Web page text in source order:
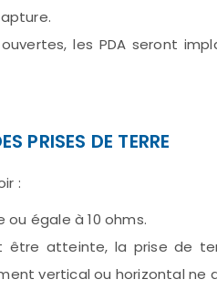
les PDA seront
PRISES DE TERRE
:
ou égale à 10 ohms.
atteinte, la prise de
vertical ou horizontal ne